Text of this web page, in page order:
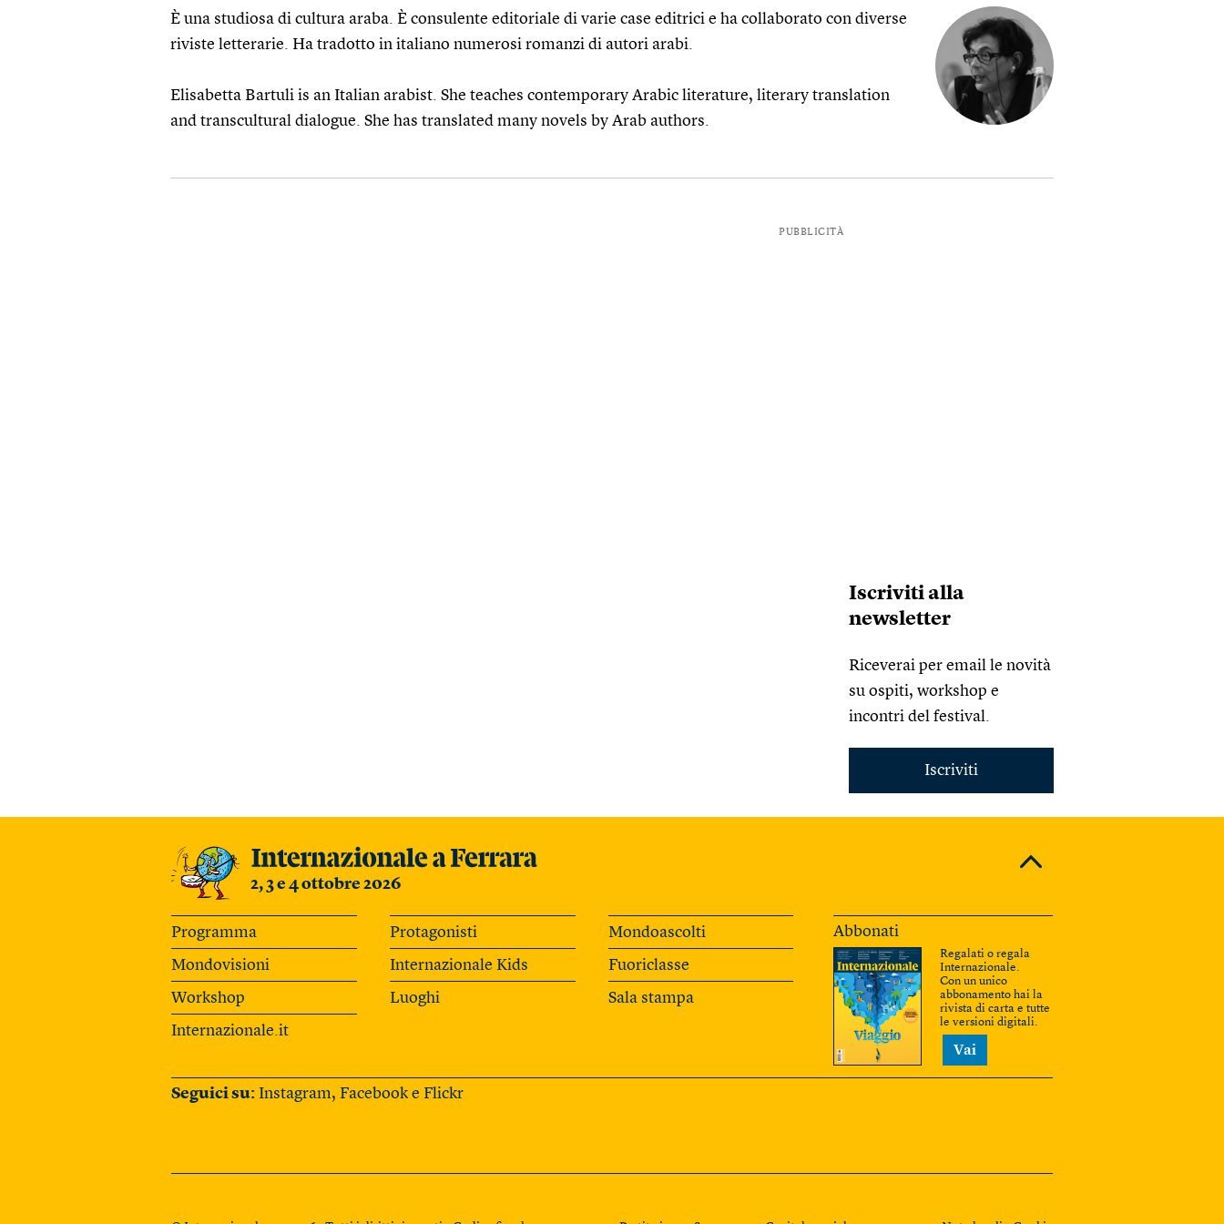
È una studiosa di cultura araba. È consulente editoriale di varie case editrici e ha collaborato con diverse
riviste letterarie. Ha tradotto in italiano numerosi romanzi di autori arabi.
Elisabetta Bartuli is an Italian arabist. She teaches contemporary Arabic literature, literary translation
and transcultural dialogue. She has translated many novels by Arab authors.
PUBBLICITÀ
Iscriviti alla
newsletter
Riceverai per email le novità
su ospiti, workshop e
incontri del festival.
Iscriviti
2, 3 e 4 ottobre 2026
Programma Protagonisti
Mondoascolti
Mondovisioni
Internazionale Kids
Fuoriclasse
Workshop
Luoghi
Sala stampa
Internazionale.it
Abbonati
Regalati o regala
Internazionale.
Con un unico
abbonamento hai la
rivista di carta e tutte
le versioni digitali.
Vai
Seguici su: Instagram, Facebook e Flickr